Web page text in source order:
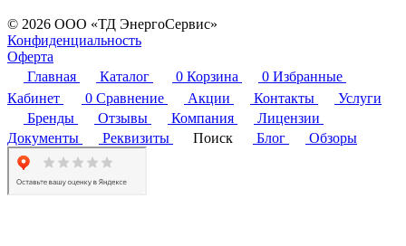
© 2026 ООО «ТД ЭнергоСервис»
Конфиденциальность
Оферта
Главная
Каталог 0 Корзина 0 Избранные
Кабинет
0 Сравнение Акции Контакты
Услуги
Бренды
Отзывы Компания
Лицензии
Документы
Реквизиты Поиск Блог Обзоры